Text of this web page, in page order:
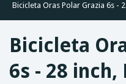
Bicicleta Oras Polar Grazia 6s -
Bicicleta
6s - 28 inch,